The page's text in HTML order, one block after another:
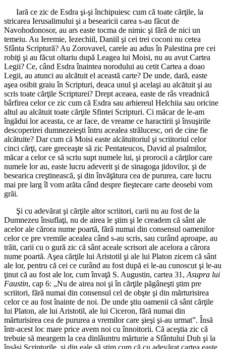
Iară ce zic de Esdra şi-şi închipuiesc cum că toate cărţile, la
stricarea Ierusalimului şi a besearicii carea s-au făcut de
Navohodonosor, au ars easte tocma de nimic şi fără de nici un
temeiu. Au Ieremie, Iezechiil, Daniil şi cei trei coconi nu cetea
Sfânta Scriptură? Au Zorovavel, carele au adus în Palestina pre cei
robiţi şi au făcut oltariu după Leagea lui Moisi, nu au avut Cartea
Legii? Ce, când Esdra înaintea norodului au cetit Cartea a doao
Legii, au atunci au alcătuit el această carte? De unde, dară, easte
aşea osibit graiu în Scripturi, deaca unul şi acelaşi au alcătuit şi au
scris toate cărţile Scripturei? Drept aceaea, easte de râs vreadnică
bârfirea celor ce zic cum că Esdra sau arhiereul Helchiia sau oricine
altul au alcătuit toate cărţile Sfintei Scripturi. Ci măcar de le-am
îngădui lor aceasta, ce ar face, de vreame ce haractirii şi însuşirile
descoperirei dumnezeieşti întru acealea strălucesc, ori de cine fie
alcătuite? Dar cum că Moisi easte alcătuitoriul şi scriitoriul celor
cinci cărţi, care greceaşte să zic Pentateucos, David al psalmilor,
măcar a celor ce să scriu supt numele lui, şi prorocii a cărţilor care
numele lor au, easte lucru adeverit şi de sinagoga jidovilor, şi de
besearica creştinească, şi din învăţătura cea de pururea, care lucru
mai pre larg îl vom arăta când despre fieştecare carte deosebi vom
grăi.
Şi cu adevărat şi cărţile altor scriitori, carii nu au fost de la
Dumnezeu însuflaţi, nu de airea le ştim şi le creadem că sânt ale
acelor ale cărora nume poartă, fără numai din consensul oamenilor
celor ce pre vremile acealea când s-au scris, sau curând aproape, au
trăit, carii cu o gură zic că sânt aceale scrisori ale acelora a cărora
nume poartă. Aşea cărţile lui Aristotil şi ale lui Platon zicem că sânt
ale lor, pentru că cei ce curând au fost după ei le-au cunoscut şi le-au
ţinut că au fost ale lor, cum învaţă S. Augustin, cartea 31, Asupra lui
Faustin, cap 6: „Nu de airea noi şi în cărţile păgâneşti ştim pre
scriitori, fără numai din consensul cel de obşte şi din mărturisirea
celor ce au fost înainte de noi. De unde ştiu oamenii că sânt cărţile
lui Platon, ale lui Aristotil, ale lui Ciceron, fără numai din
mărturisirea cea de pururea a vremilor care şieşi şi-au urmat”. Însă
într-acest loc mare price avem noi cu înnoitorii. Că aceştia zic că
trebuie să meargem la cea dinlăuntru mărturie a Sfântului Duh şi la